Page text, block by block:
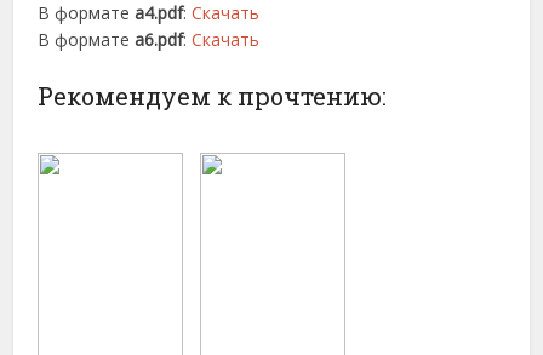
В форматеa4.pdf:Скачать
В форматеa6.pdf:Скачать
Рекомендуем к прочтению: